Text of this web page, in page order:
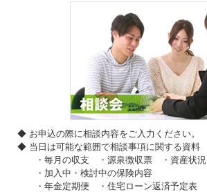
◆ お申込の際に相談内容をご入力ください。
◆ 当日は可能な範囲で相談事項に関する資料
・毎月の収支 ・源泉徴収票 ・資産状況
・加入中・検討中の保険内容
・年金定期便 ・住宅ローン返済予定表